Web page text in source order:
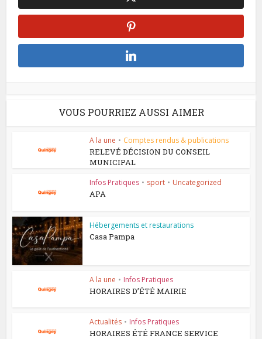
VOUS POURRIEZ AUSSI AIMER
A la une • Comptes rendus & publications
RELEVÉ DÉCISION DU CONSEIL
MUNICIPAL
Infos Pratiques • sport • Uncategorized
APA
Hébergements et restaurations
Casa Pampa
A la une • Infos Pratiques
HORAIRES D’ÉTÉ MAIRIE
Actualités • Infos Pratiques
HORAIRES ÉTÉ FRANCE SERVICE